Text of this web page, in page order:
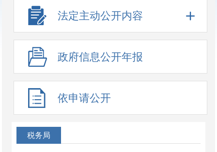
法定主动公开内容
政府信息公开年报
依申请公开
税务局